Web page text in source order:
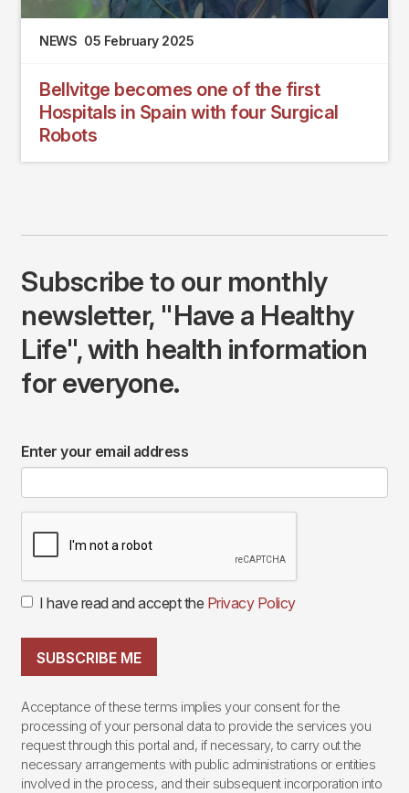
NEWS 05 February 2025
Bellvitge becomes one of the first
Hospitals in Spain with four Surgical
Robots
Subscribe to our monthly
newsletter, "Have a Healthy
Life", with health information
for everyone.
Enter your email address
I have read and accept the Privacy Policy
SUBSCRIBE ME
Acceptance of these terms implies your consent for the
processing of your personal data to provide the services you
request through this portal and, if necessary, to carry out the
necessary arrangements with public administrations or entities
involved in the process, and their subsequent incorporation into